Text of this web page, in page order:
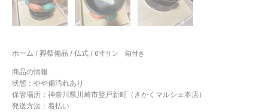
ホーム / 葬祭備品 / 仏式 / 6寸リン 箱付き
商品の情報
状態：やや傷汚れあり
保管場所：神奈川県川崎市登戸新町（きかくマルシェ本店）
発送方法：着払い